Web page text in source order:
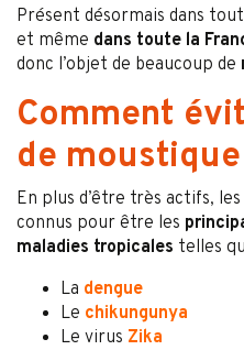
Présent désormais dans
et même dans toute la
donc l’objet de beaucoup de
Comment
de
En plus d’être très actifs,
connus pour être les
maladies tropicales telles
La dengue
Le chikungunya
Le virus Zika